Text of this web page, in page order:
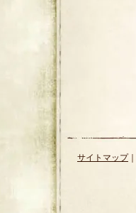
サイトマップ｜